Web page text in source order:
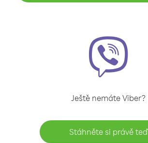
Ještě nemáte Viber?
Stáhněte si právě teď